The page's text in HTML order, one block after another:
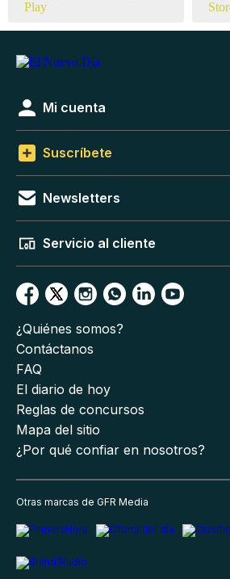
Mi cuenta
Suscríbete
Newsletters
Servicio al cliente
¿Quiénes somos?
Contáctanos
FAQ
El diario de hoy
Reglas de concursos
Mapa del sitio
¿Por qué confiar en nosotros?
Otras marcas de GFR Media